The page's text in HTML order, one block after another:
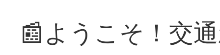
📰ようこそ！交